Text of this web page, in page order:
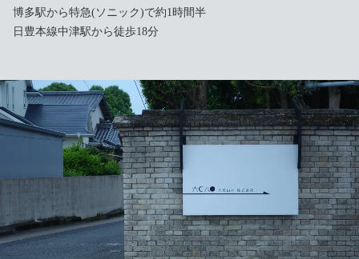
博多駅から特急(ソニック)で約1時間半
日豊本線中津駅から徒歩18分